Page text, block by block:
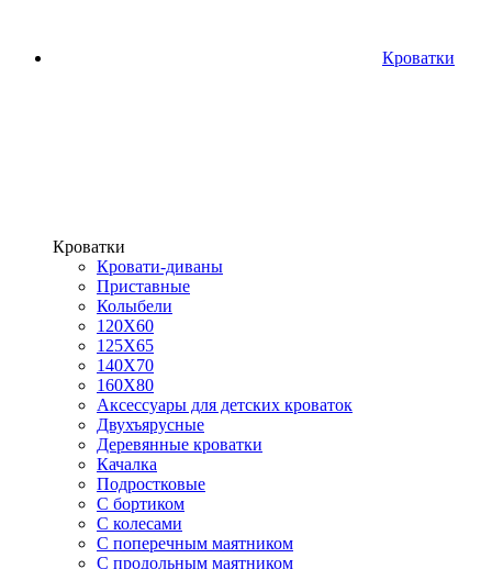
Кроватки
Кроватки
Кровати-диваны
Приставные
Колыбели
120Х60
125X65
140Х70
160Х80
Аксессуары для детских кроваток
Двухъярусные
Деревянные кроватки
Качалка
Подростковые
С бортиком
С колесами
С поперечным маятником
С продольным маятником